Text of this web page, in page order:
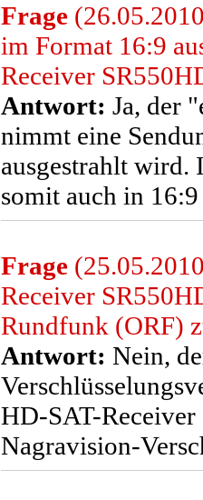
Frage
im Format 16:9
Receiver
Antwort: Ja, der
nimmt eine
ausgestrahlt wird.
somit auch in
Frage
Receiver
Rundfunk (ORF)
Antwort: Nein,
HD-SAT-
Nagravision-